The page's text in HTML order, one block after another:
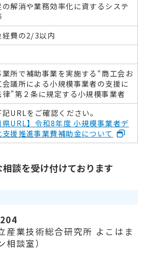
の解消や業務効率化に資するシステ
経費の2/3以内
業所で補助事業を実施する“商工会お
会議所による小規模事業者の支援に
律”第２条に規定する小規模事業者
URLをご確認ください。
県URL】令和8年度 小規模事業者デ
支援推進事業費補助金について
談を受け付けております
産業技術総合研究所 よこはま
談室）